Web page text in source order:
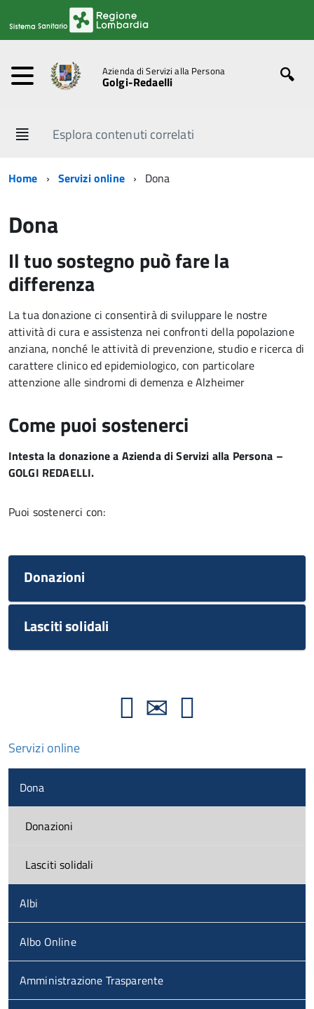
Azienda di Servizi alla Persona
Golgi-Redaelli
Esplora contenuti correlati
Home Servizi online Dona
Dona
Il tuo sostegno può fare la
differenza
La tua donazione ci consentirà di sviluppare le nostre
attività di cura e assistenza nei confronti della popolazione
anziana, nonché le attività di prevenzione, studio e ricerca di
carattere clinico ed epidemiologico, con particolare
attenzione alle sindromi di demenza e Alzheimer
Come puoi sostenerci
Intesta la donazione a Azienda di Servizi alla Persona –
GOLGI REDAELLI.
Puoi sostenerci con:
Donazioni
Lasciti solidali
Servizi online
Dona
Donazioni
Lasciti solidali
Albi
Albo Online
Amministrazione Trasparente